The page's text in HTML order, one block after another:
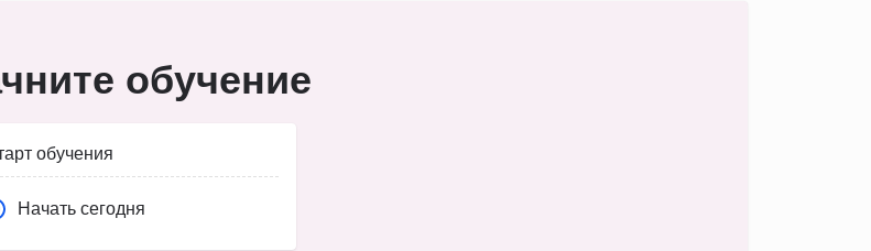
обучение
обучения
Начать сегодня